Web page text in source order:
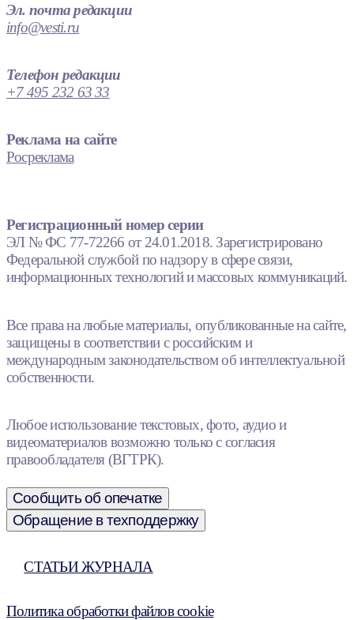
Эл. почта редакции
info@vesti.ru
Телефон редакции
+7 495 232 63 33
Реклама на сайте
Росреклама
Регистрационный номер серии
ЭЛ № ФС 77-72266 от 24.01.2018. Зарегистрировано
Федеральной службой по надзору в сфере связи,
информационных технологий и массовых коммуникаций.
Все права на любые материалы, опубликованные на сайте,
защищены в соответствии с российским и
международным законодательством об интеллектуальной
собственности.
Любое использование текстовых, фото, аудио и
видеоматериалов возможно только с согласия
правообладателя (ВГТРК).
Сообщить об опечатке
Обращение в техподдержку
СТАТЬИ ЖУРНАЛА
Политика обработки файлов cookie